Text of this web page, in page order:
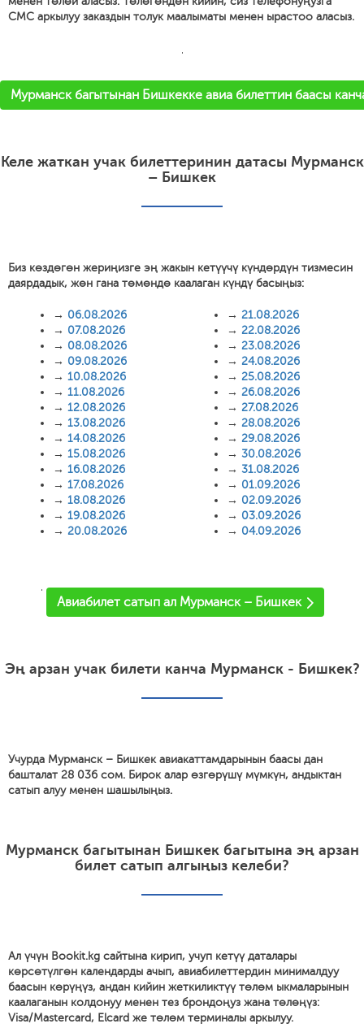
СМС аркылуу заказдын толук маалыматы менен ырастоо аласыз.
'
Мурманск багытынан Бишкекке авиа билеттин баасы
Келе жаткан учак билеттеринин датасы Мурманск
– Бишкек
Биз көздөгөн жериңизге эң жакын кетүүчү күндөрдүн тизмесин
даярдадык, жөн гана төмөндө каалаган күндү басыңыз:
→ 06.08.2026
→ 07.08.2026
→ 08.08.2026
→ 09.08.2026
→ 10.08.2026
→ 11.08.2026
→ 12.08.2026
→ 13.08.2026
→ 14.08.2026
→ 15.08.2026
→ 16.08.2026
→ 17.08.2026
→ 18.08.2026
→ 19.08.2026
→ 20.08.2026
→ 21.08.2026
→ 22.08.2026
→ 23.08.2026
→ 24.08.2026
→ 25.08.2026
→ 26.08.2026
→ 27.08.2026
→ 28.08.2026
→ 29.08.2026
→ 30.08.2026
→ 31.08.2026
→ 01.09.2026
→ 02.09.2026
→ 03.09.2026
→ 04.09.2026
'
Авиабилет сатып ал Мурманск – Бишкек
Эң арзан учак билети канча Мурманск - Бишкек?
Учурда Мурманск – Бишкек авиакаттамдарынын баасы дан
башталат 28 036 сом. Бирок алар өзгөрүшү мүмкүн, андыктан
сатып алуу менен шашылыңыз.
Мурманск багытынан Бишкек багытына эң арзан
билет сатып алгыңыз келеби?
Ал үчүн Bookit.kg сайтына кирип, учуп кетүү даталары
көрсөтүлгөн календарды ачып, авиабилеттердин минималдуу
баасын көрүңүз, андан кийин жеткиликтүү төлөм ыкмаларынын
каалаганын колдонуу менен тез брондоңуз жана төлөңүз:
Visa/Mastercard, Elcard же төлөм терминалы аркылуу.